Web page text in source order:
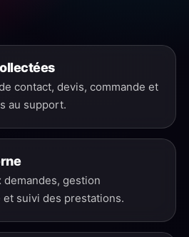
contact, devis, commande et
au support.
demandes, gestion
et suivi des prestations.